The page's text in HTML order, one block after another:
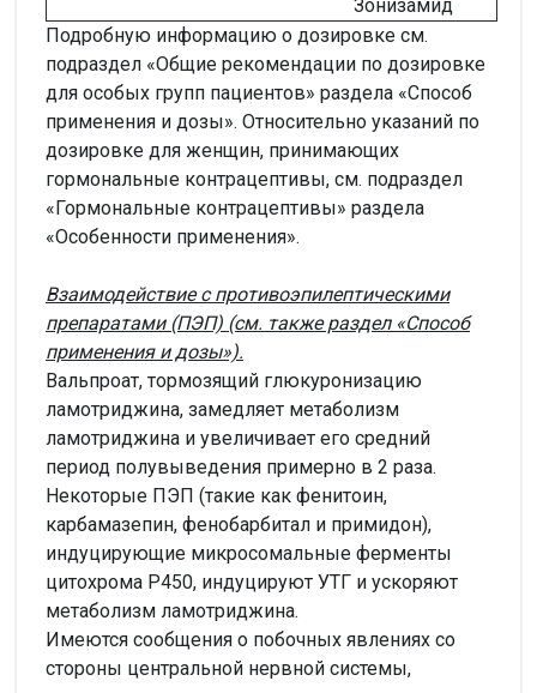
Зонизамид
Подробную информацию о дозировке см.
подраздел «Общие рекомендации по дозировке
для особых групп пациентов» раздела «Способ
применения и дозы». Относительно указаний по
дозировке для женщин, принимающих
гормональные контрацептивы, см. подраздел
«Гормональные контрацептивы» раздела
«Особенности применения».
Взаимодействие с противоэпилептическими
препаратами (ПЭП) (см. также раздел «Способ
применения и дозы»).
Вальпроат, тормозящий глюкуронизацию
ламотриджина, замедляет метаболизм
ламотриджина и увеличивает его средний
период полувыведения примерно в 2 раза.
Некоторые ПЭП (такие как фенитоин,
карбамазепин, фенобарбитал и примидон),
индуцирующие микросомальные ферменты
цитохрома Р450, индуцируют УТГ и ускоряют
метаболизм ламотриджина.
Имеются сообщения о побочных явлениях со
стороны центральной нервной системы,